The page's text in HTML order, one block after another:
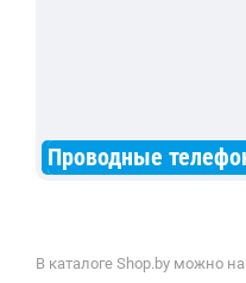
Проводные
В каталоге Shop.by можно